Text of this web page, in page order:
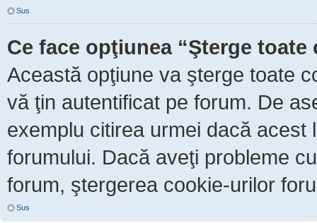
Sus
Ce face opţiunea “Şterge
Această opţiune va şterge toate
vă ţin autentificat pe forum. De
exemplu citirea urmei dacă
forumului. Dacă aveţi probleme
forum, ştergerea cookie-urilor
Sus